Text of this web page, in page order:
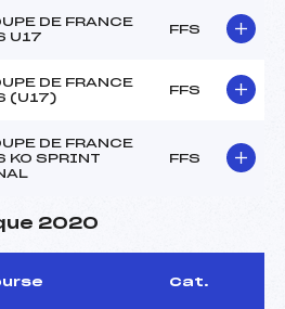
DE FRANCE
U17
FFS
DE FRANCE
(U17)
FFS
DE FRANCE
KO SPRINT
FFS
2020
Cat.